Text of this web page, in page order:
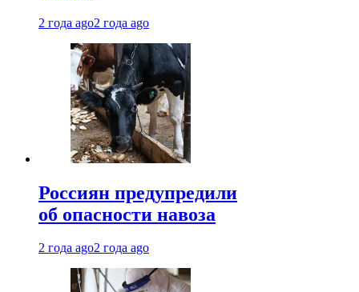
2 года ago2 года ago
Россиян предупредили
об опасности навоза
2 года ago2 года ago